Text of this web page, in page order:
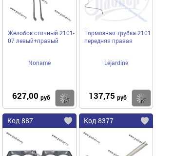
Желобок сточный 2101-
07 левый+правый
Noname
627,00 руб Купить
Тормозная трубка 2101
передняя правая
Lejardine
137,75 руб
Код 887 Код 8377